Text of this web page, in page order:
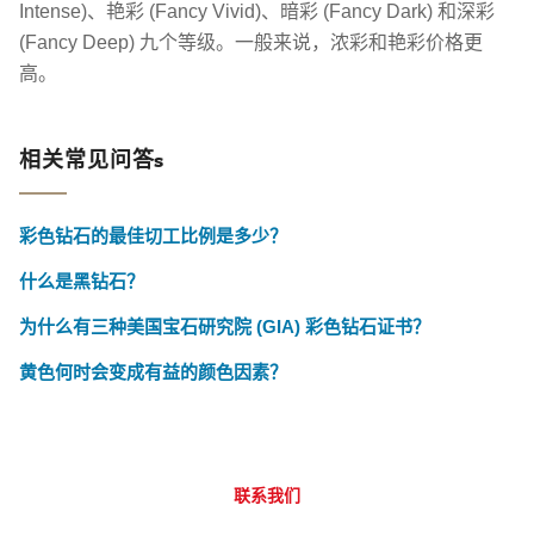
Intense)、艳彩 (Fancy Vivid)、暗彩 (Fancy Dark) 和深彩
(Fancy Deep) 九个等级。一般来说，浓彩和艳彩价格更
高。
相关常见问答s
彩色钻石的最佳切工比例是多少？
什么是黑钻石？
为什么有三种美国宝石研究院 (GIA) 彩色钻石证书？
黄色何时会变成有益的颜色因素？
联系我们